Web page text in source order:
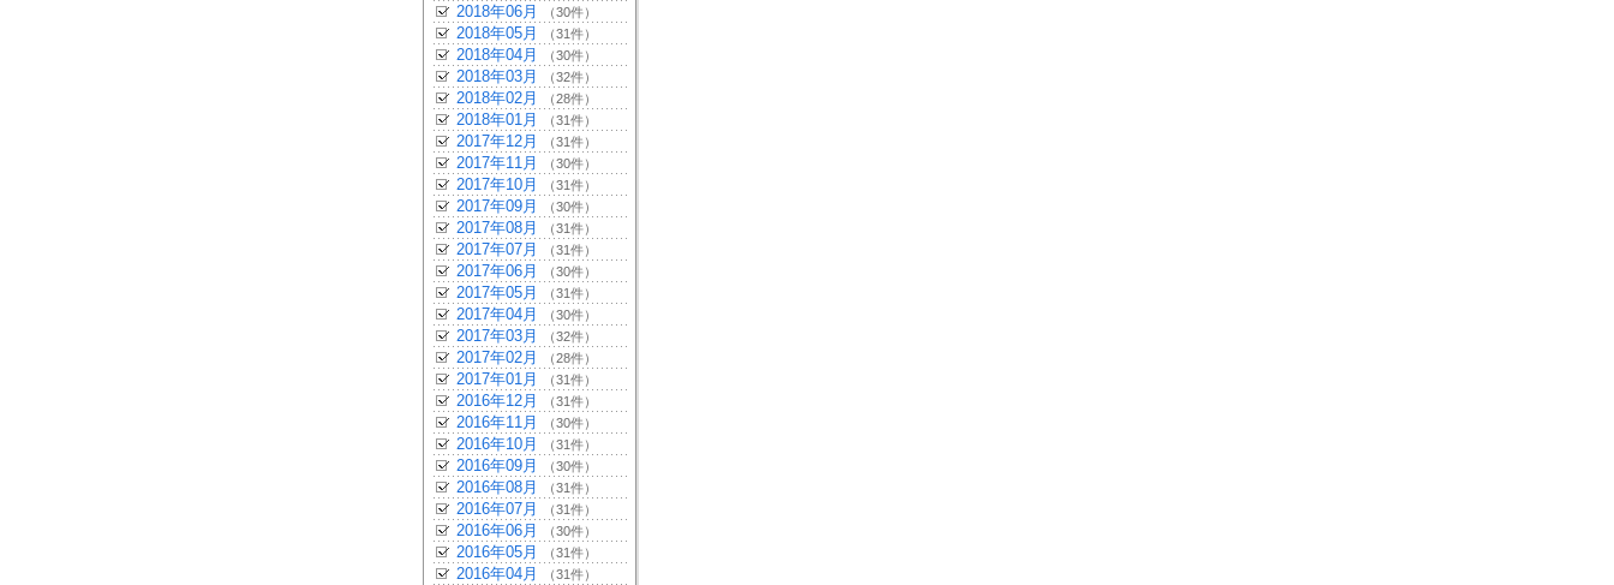
2018年06月 （30件）
2018年05月 （31件）
2018年04月 （30件）
2018年03月 （32件）
2018年02月 （28件）
2018年01月 （31件）
2017年12月 （31件）
2017年11月 （30件）
2017年10月 （31件）
2017年09月 （30件）
2017年08月 （31件）
2017年07月 （31件）
2017年06月 （30件）
2017年05月 （31件）
2017年04月 （30件）
2017年03月 （32件）
2017年02月 （28件）
2017年01月 （31件）
2016年12月 （31件）
2016年11月 （30件）
2016年10月 （31件）
2016年09月 （30件）
2016年08月 （31件）
2016年07月 （31件）
2016年06月 （30件）
2016年05月 （31件）
2016年04月 （31件）